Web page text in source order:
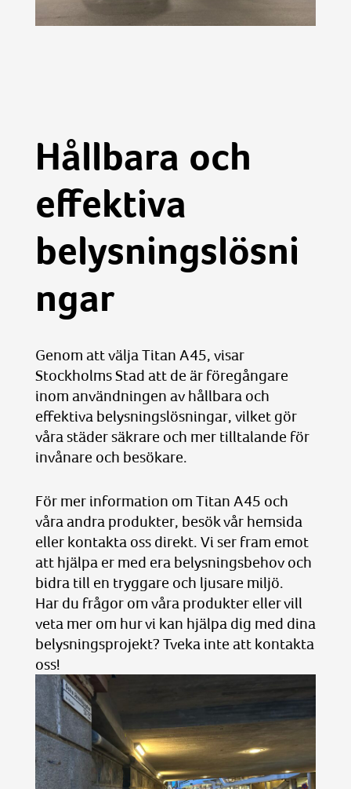
Hållbara och
effektiva
belysningslösni
ngar
Genom att välja Titan A45, visar
Stockholms Stad att de är föregångare
inom användningen av hållbara och
effektiva belysningslösningar, vilket gör
våra städer säkrare och mer tilltalande för
invånare och besökare.
För mer information om Titan A45 och
våra andra produkter, besök vår hemsida
eller kontakta oss direkt. Vi ser fram emot
att hjälpa er med era belysningsbehov och
bidra till en tryggare och ljusare miljö.
Har du frågor om våra produkter eller vill
veta mer om hur vi kan hjälpa dig med dina
belysningsprojekt? Tveka inte att kontakta
oss!